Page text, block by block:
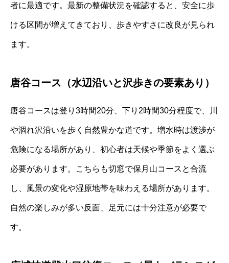
者に最適です。最新の整備状況を確認すると、安全に歩
ける区間が増えてきており、歩きやすさに改良が見られ
ます。
唐谷コース（水辺沿いと沢歩きの要素あり）
唐谷コースは登り3時間20分、下り2時間30分程度で、川
や涸れ沢沿いを歩く自然豊かな道です。増水時は渡渉が
危険になる場所があり、初心者は天候や季節をよく選ぶ
必要があります。こちらも切窓で保月山コースと合流
し、風景の変化や湿原地帯を味わえる場所があります。
自然の楽しみが多い反面、足元には十分注意が必要で
す。